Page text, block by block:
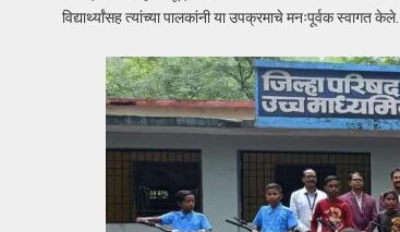
विद्यार्थ्यांसह त्यांच्या पालकांनी या उपक्रमाचे मनःपूर्वक स्वागत केले.